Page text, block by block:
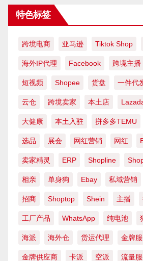
特色标签
跨境电商 亚马逊 Tiktok Shop
海外IP代理 Facebook 跨境主播
短视频 Shopee 货盘 一件代
云仓 跨境卖家 本土店
大健康 本土入驻 拼多多TEMU
选品 展会 网红营销 网红
卖家精灵 ERP Shopline
相亲 单身狗 Ebay 私域营销
招商 Shoptop Shein 主播
工厂产品 WhatsApp 纯电池
海派 海外仓 货运代理 金牌
金牌供应商 卡派 空派 流量